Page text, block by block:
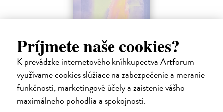
Príjmete naše cookies?
K prevádzke internetového kníhkupectva Artforum
využívame cookies slúžiace na zabezpečenie a meranie
funkčnosti, marketingové účely a zaistenie vášho
maximálneho pohodlia a spokojnosti.
Město a jeho nejisté zdi
Murakami Haruki| Kniha
Ty jsi to byla, kdo mi vyprávěl o tom městě. Město a jeho nejisté zdi –
dlouho očekávaný román Harukiho Murakamiho volně navazuje na
autorovu starší novelu z roku 1980 a tematicky se prolíná s jeho